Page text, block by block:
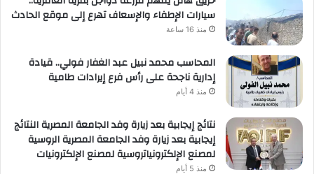
سيارات الإطفاء والإسعاف تهرع إلى موقع الحادث
منذ 16 ساعة
المحاسب محمد نبيل عبد الغفار فولي.. قيادة
إدارية ناجحة على رأس فرع إيرادات طامية
منذ 4 أيام
نتائج إيجابية بعد زيارة وفد الجامعة المصرية النتائج
إيجابية بعد زيارة وفد الجامعة المصرية الروسية
لمصنع الإلكترونياتروسية لمصنع الإلكترونيات
منذ 5 أيام